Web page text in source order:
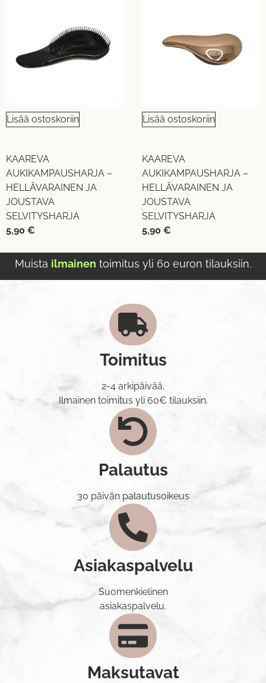
Lisää ostoskoriin
KAAREVA
AUKIKAMPAUSHARJA –
HELLÄVARAINEN JA
JOUSTAVA
SELVITYSHARJA
5,90 €
Lisää ostoskoriin
KAAREVA
AUKIKAMPAUSHARJA –
HELLÄVARAINEN JA
JOUSTAVA
SELVITYSHARJA
5,90 €
Muista ilmainen toimitus yli 60 euron tilauksiin.
Toimitus
2-4 arkipäivää.
Ilmainen toimitus yli 60€ tilauksiin.
Palautus
30 päivän palautusoikeus
Asiakaspalvelu
Suomenkielinen
asiakaspalvelu.
Maksutavat